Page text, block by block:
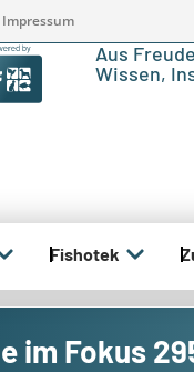
Impressum
Aus
Wissen,
Fishotek
im Fokus